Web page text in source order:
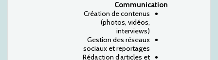
Communication
Création de contenus
(photos, vidéos,
interviews)
Gestion des réseaux
sociaux et reportages
Rédaction d’articles et